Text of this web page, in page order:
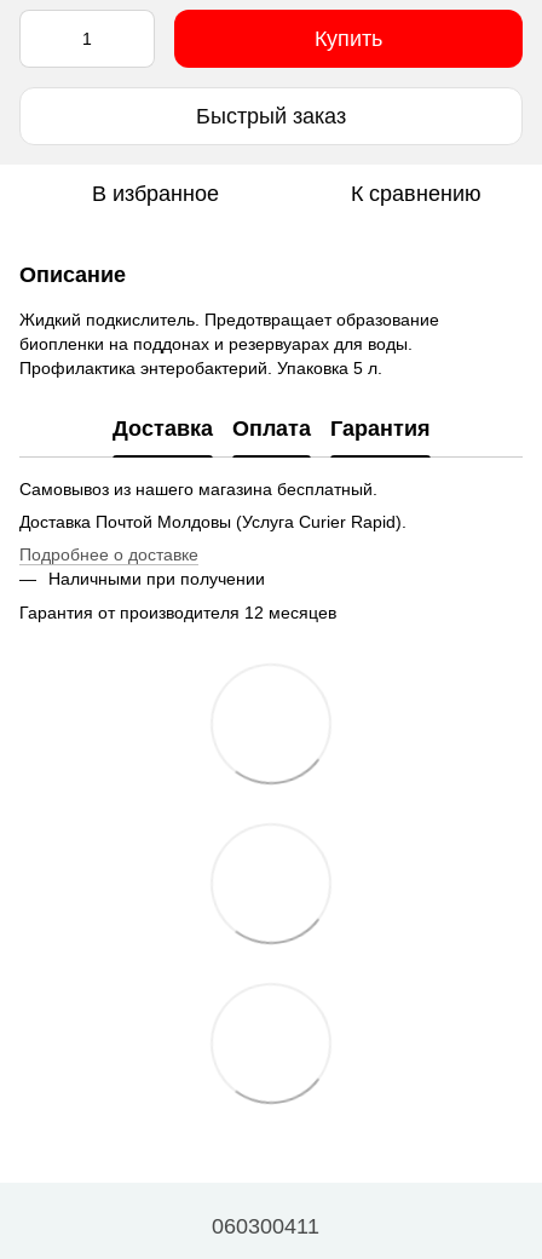
Купить
Быстрый заказ
В избранное К сравнению
Описание
Жидкий подкислитель. Предотвращает образование
биопленки на поддонах и резервуарах для воды.
Профилактика энтеробактерий. Упаковка 5 л.
Доставка Оплата Гарантия
Самовывоз из нашего магазина бесплатный.
Доставка Почтой Молдовы (Услуга Curier Rapid).
Подробнее о доставке
Наличными при получении
Гарантия от производителя 12 месяцев
060300411